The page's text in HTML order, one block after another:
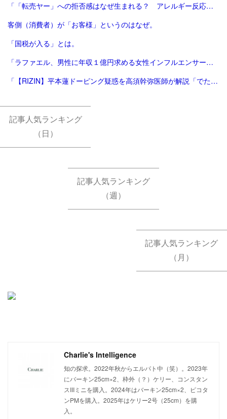
「「転売ヤー」への拒否感はなぜ生まれる？ アレルギー反応との指摘も #くらしと経済（Yahoo!ニュース オリジナル THE PAGE）」
客側（消費者）が「お客様」というのはなぜ。
「国税が入る」とは。
「ラファエル、男性に年収１億円求める女性インフルエンサーに不快感「その性格じゃ…」 - 芸能 : 日刊スポーツ」
「【RIZIN】平本蓮ドーピング疑惑を高須幹弥医師が解説「でたらめなら赤沢選手を訴えるべき」 - 格闘技 : 日刊スポーツ」
記事人気ランキング
（日）
記事人気ランキング
（週）
記事人気ランキング
（月）
Charlie's Intelligence
知の探求。2022年秋からエルパト中（笑）。2023年
にバーキン25cm×2、枠外（？）ケリー、コンスタン
スIIIミニを購入。2024年はバーキン25cm×2、ピコタ
ンPMを購入。2025年はケリー2号（25cm）を購
入。